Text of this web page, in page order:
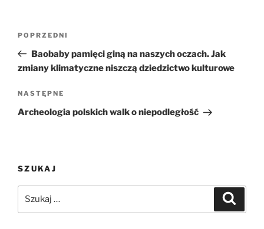
Poprzedni
wpis
POPRZEDNI
Baobaby pamięci giną na naszych oczach. Jak
zmiany klimatyczne niszczą dziedzictwo kulturowe
Następny
wpis
NASTĘPNE
Archeologia polskich walk o niepodległość
SZUKAJ